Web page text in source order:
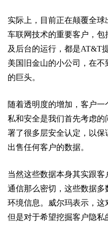
实际上，目前正在颠覆全
车联网技术的重要客户，
及后台的运行，都是AT&T
美国旧金山的小公司，在
的巨头。
随着透明度的增加，客户
私和安全是我们首先考虑的
署了很多层安全认定，以
出售任何客户的数据。
当然这些数据本身其实跟
通信那么密切，这些数据多
环境信息。威尔玛表示，这
但是对于希望挖掘客户隐私